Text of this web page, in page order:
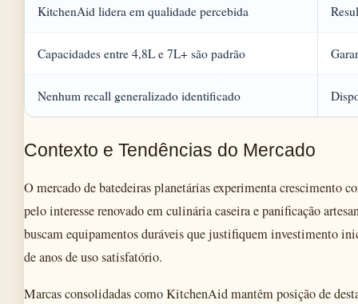
KitchenAid lidera em qualidade percebida
Capacidades entre 4,8L e 7L+ são padrão
Nenhum recall generalizado identificado
Contexto e Tendências do Mercado
O mercado de batedeiras planetárias experimenta crescimento
pelo interesse renovado em culinária caseira e panificação
buscam equipamentos duráveis que justifiquem investimento
de anos de uso satisfatório.
Marcas consolidadas como KitchenAid mantêm posição de